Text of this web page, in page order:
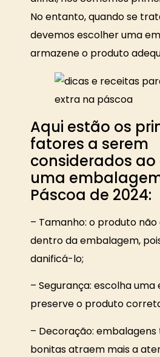
No entanto, quando se
devemos escolher uma
armazene o produto
Aqui estão os
fatores a serem
considerados ao
uma
Páscoa de 2024:
– Tamanho: o produto
dentro da embalagem,
danificá-lo;
– Segurança: escolha
preserve o produto
– Decoração:
bonitas atraem mais a